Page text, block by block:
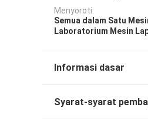
Menyoroti:
Semua dalam Satu
Laboratorium Mesin
Informasi dasar
Syarat-syarat